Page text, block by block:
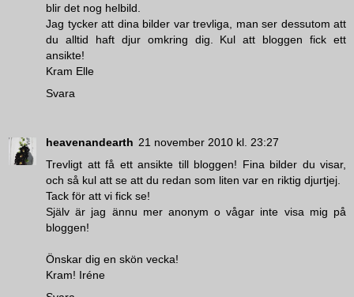
blir det nog helbild.
Jag tycker att dina bilder var trevliga, man ser dessutom att
du alltid haft djur omkring dig. Kul att bloggen fick ett
ansikte!
Kram Elle
Svara
heavenandearth 21 november 2010 kl. 23:27
Trevligt att få ett ansikte till bloggen! Fina bilder du visar,
och så kul att se att du redan som liten var en riktig djurtjej.
Tack för att vi fick se!
Själv är jag ännu mer anonym o vågar inte visa mig på
bloggen!
Önskar dig en skön vecka!
Kram! Iréne